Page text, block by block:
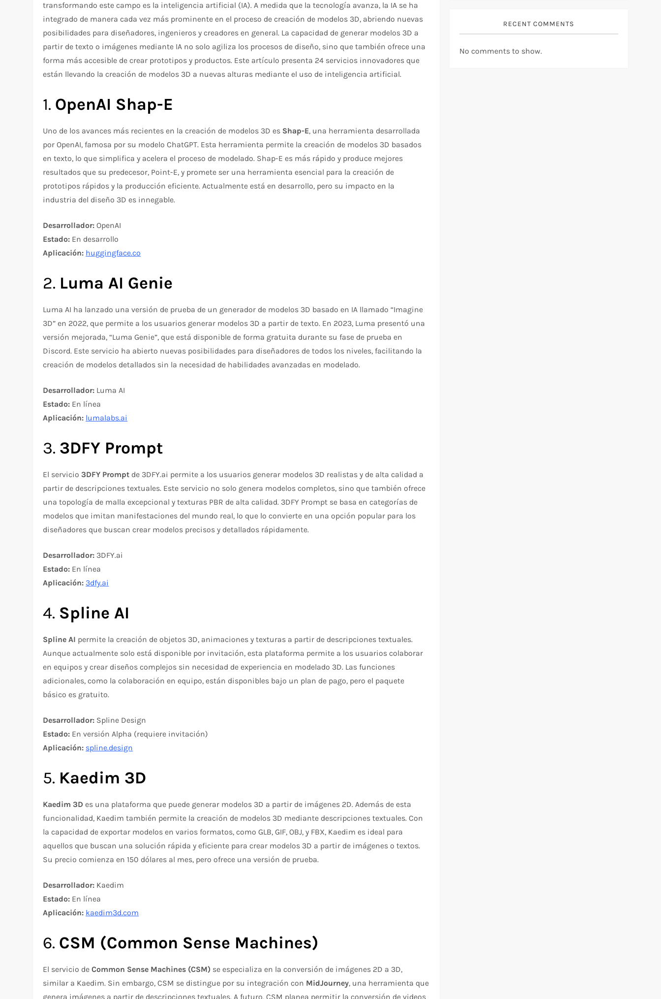
transformando este campo es la inteligencia artificial (IA). A medida que la tecnología avanza, la IA se ha
integrado de manera cada vez más prominente en el proceso de creación de modelos 3D, abriendo nuevas
posibilidades para diseñadores, ingenieros y creadores en general. La capacidad de generar modelos 3D a
partir de texto o imágenes mediante IA no solo agiliza los procesos de diseño, sino que también ofrece una
forma más accesible de crear prototipos y productos. Este artículo presenta 24 servicios innovadores que
están llevando la creación de modelos 3D a nuevas alturas mediante el uso de inteligencia artificial.
1. OpenAI Shap-E
Uno de los avances más recientes en la creación de modelos 3D es Shap-E, una herramienta desarrollada
por OpenAI, famosa por su modelo ChatGPT. Esta herramienta permite la creación de modelos 3D basados
en texto, lo que simplifica y acelera el proceso de modelado. Shap-E es más rápido y produce mejores
resultados que su predecesor, Point-E, y promete ser una herramienta esencial para la creación de
prototipos rápidos y la producción eficiente. Actualmente está en desarrollo, pero su impacto en la
industria del diseño 3D es innegable.
Desarrollador: OpenAI
Estado: En desarrollo
Aplicación: huggingface.co
2. Luma AI Genie
Luma AI ha lanzado una versión de prueba de un generador de modelos 3D basado en IA llamado “Imagine
3D” en 2022, que permite a los usuarios generar modelos 3D a partir de texto. En 2023, Luma presentó una
versión mejorada, “Luma Genie”, que está disponible de forma gratuita durante su fase de prueba en
Discord. Este servicio ha abierto nuevas posibilidades para diseñadores de todos los niveles, facilitando la
creación de modelos detallados sin la necesidad de habilidades avanzadas en modelado.
Desarrollador: Luma AI
Estado: En línea
Aplicación: lumalabs.ai
3. 3DFY Prompt
El servicio3DFY Prompt de 3DFY.ai permite a los usuarios generar modelos 3D realistas y de alta calidad a
partir de descripciones textuales. Este servicio no solo genera modelos completos, sino que también ofrece
una topología de malla excepcional y texturas PBR de alta calidad. 3DFY Prompt se basa en categorías de
modelos que imitan manifestaciones del mundo real, lo que lo convierte en una opción popular para los
diseñadores que buscan crear modelos precisos y detallados rápidamente.
Desarrollador: 3DFY.ai
Estado: En línea
Aplicación: 3dfy.ai
4. Spline AI
Spline AI permite la creación de objetos 3D, animaciones y texturas a partir de descripciones textuales.
Aunque actualmente solo está disponible por invitación, esta plataforma permite a los usuarios colaborar
en equipos y crear diseños complejos sin necesidad de experiencia en modelado 3D. Las funciones
adicionales, como la colaboración en equipo, están disponibles bajo un plan de pago, pero el paquete
básico es gratuito.
Desarrollador: Spline Design
Estado: En versión Alpha (requiere invitación)
Aplicación: spline.design
5. Kaedim 3D
Kaedim 3D es una plataforma que puede generar modelos 3D a partir de imágenes 2D. Además de esta
funcionalidad, Kaedim también permite la creación de modelos 3D mediante descripciones textuales. Con
la capacidad de exportar modelos en varios formatos, como GLB, GIF, OBJ, y FBX, Kaedim es ideal para
aquellos que buscan una solución rápida y eficiente para crear modelos 3D a partir de imágenes o textos.
Su precio comienza en 150 dólares al mes, pero ofrece una versión de prueba.
Desarrollador: Kaedim
Estado: En línea
Aplicación: kaedim3d.com
6. CSM (Common Sense Machines)
El servicio deCommon Sense Machines (CSM) se especializa en la conversión de imágenes 2D a 3D,
similar a Kaedim. Sin embargo, CSM se distingue por su integración con MidJourney, una herramienta que
genera imágenes a partir de descripciones textuales. A futuro, CSM planea permitir la conversión de videos
RECENT COMMENTS
No comments to show.